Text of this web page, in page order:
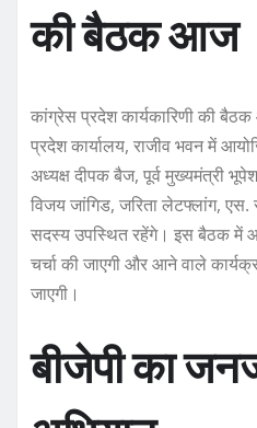
की बैठक आज
कांग्रेस प्रदेश कार्यकारिणी की
प्रदेश कार्यालय, राजीव भवन में
अध्यक्ष दीपक बैज, पूर्व मुख्यमंत्री
विजय जांगिड, जरिता लेटफ्लांग,
सदस्य उपस्थित रहेंगे। इस बैठक में
चर्चा की जाएगी और आने वाले
जाएगी।
बीजेपी का